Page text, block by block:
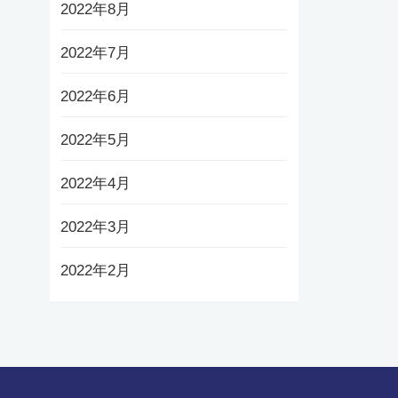
2022年8月
2022年7月
2022年6月
2022年5月
2022年4月
2022年3月
2022年2月